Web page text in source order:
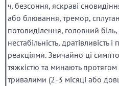
ч. безсоння, яскраві
або блювання, тремор,
потовиділення, головний
нестабільність,
реакціями. Звичайно ці
тяжкістю та минають
тривалими (2-3 місяці або